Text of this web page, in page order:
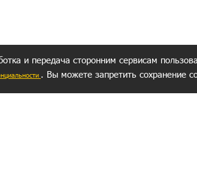
и передача сторонним сервисам
. Вы можете запретить сохранение